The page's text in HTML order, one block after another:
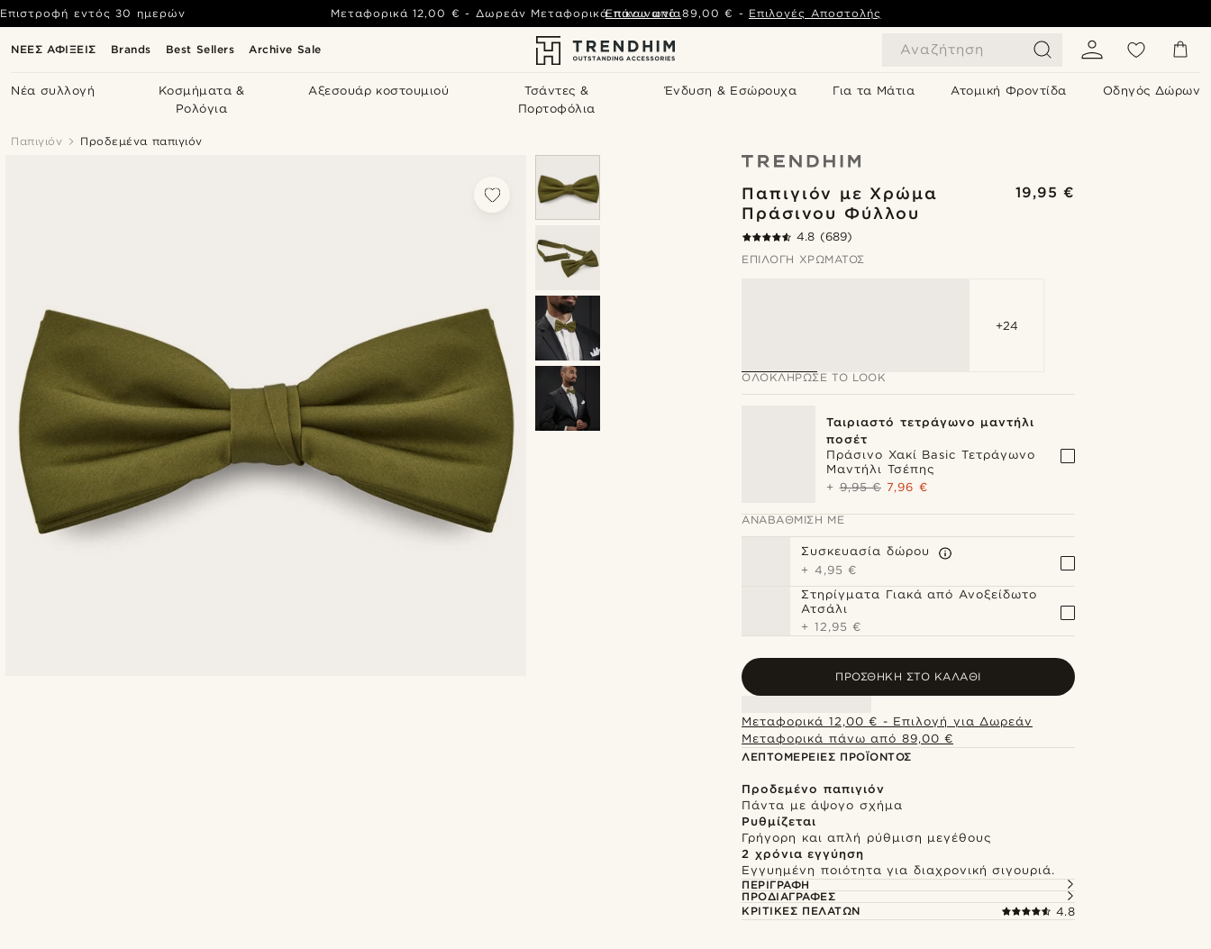
ΝΕΕΣ ΑΦΙΞΕΙΣ Brands Best Sellers Archive Sale Αναζήτηση
Νέα συλλογή
Κοσμήματα &
Ρολόγια
Αξεσουάρ κοστουμιού
Τσάντες &
Πορτοφόλια
Ένδυση & Εσώρουχα Για τα Μάτια Ατομική Φροντίδα Οδηγός Δώρων
Επιστροφή εντός 30 ημερών Μεταφορικά 12,00 € - Δωρεάν Μεταφορικά πάνω από89,00 € - Επιλογές Αποστολής
Επικοινωνία
Παπιγιόν Προδεμένα παπιγιόν
Παπιγιόν με Χρώμα
Πράσινου Φύλλου
19,95 €
4.8 (689)
ΕΠΙΛΟΓΉ ΧΡΏΜΑΤΟΣ
+24
ΟΛΟΚΛΉΡΩΣΕ ΤΟ LOOK
Ταιριαστό τετράγωνο μαντήλι
ποσέτ
Πράσινο Χακί Basic Τετράγωνο
Μαντήλι Τσέπης
+9,95 € 7,96 €
ΑΝΑΒΆΘΜΙΣΗ ΜΕ
Συσκευασία δώρου
+ 4,95 €
Στηρίγματα Γιακά από Ανοξείδωτο
Ατσάλι
+ 12,95 €
ΠΡΟΣΘΉΚΗ ΣΤΟ ΚΑΛΆΘΙ
Μεταφορικά 12,00 € - Επιλογή για Δωρεάν
Μεταφορικά πάνω από 89,00 €
ΛΕΠΤΟΜΈΡΕΙΕΣ ΠΡΟΪΌΝΤΟΣ
Προδεμένο παπιγιόν
Πάντα με άψογο σχήμα
Ρυθμίζεται
Γρήγορη και απλή ρύθμιση μεγέθους
2 χρόνια εγγύηση
Εγγυημένη ποιότητα για διαχρονική σιγουριά.
ΠΕΡΙΓΡΑΦΉ
ΠΡΟΔΙΑΓΡΑΦΈΣ
ΚΡΙΤΙΚΈΣ ΠΕΛΑΤΏΝ
4.8